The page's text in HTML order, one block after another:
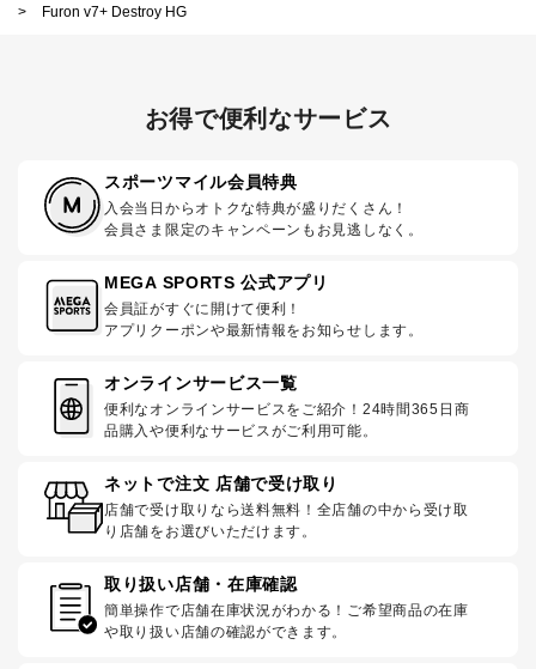
>
Furon v7+ Destroy HG
お得で便利なサービス
スポーツマイル会員特典
入会当日からオトクな特典が盛りだくさん！
会員さま限定のキャンペーンもお見逃しなく。
MEGA SPORTS 公式アプリ
会員証がすぐに開けて便利！
アプリクーポンや最新情報をお知らせします。
オンラインサービス一覧
便利なオンラインサービスをご紹介！24時間365日商
品購入や便利なサービスがご利用可能。
ネットで注文 店舗で受け取り
店舗で受け取りなら送料無料！全店舗の中から受け取
り店舗をお選びいただけます。
取り扱い店舗・在庫確認
簡単操作で店舗在庫状況がわかる！ご希望商品の在庫
や取り扱い店舗の確認ができます。